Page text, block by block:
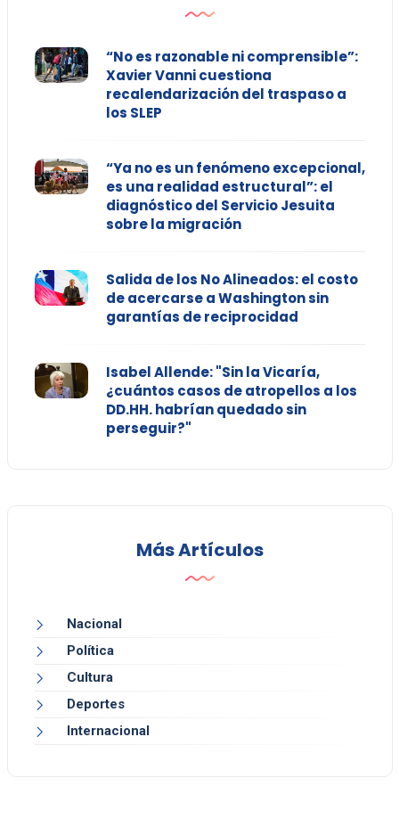
“No es razonable ni comprensible”:
Xavier Vanni cuestiona
recalendarización del traspaso a
los SLEP
“Ya no es un fenómeno excepcional,
es una realidad estructural”: el
diagnóstico del Servicio Jesuita
sobre la migración
Salida de los No Alineados: el costo
de acercarse a Washington sin
garantías de reciprocidad
Isabel Allende: "Sin la Vicaría,
¿cuántos casos de atropellos a los
DD.HH. habrían quedado sin
perseguir?"
Más Artículos
Nacional
Política
Cultura
Deportes
Internacional